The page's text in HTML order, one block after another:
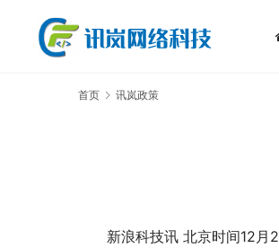
首页 讯岚政策
新浪科技讯 北京时间12月